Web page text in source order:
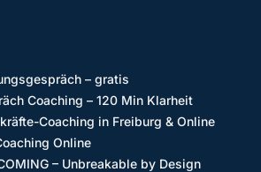
– gratis
Coaching – 120 Min Klarheit
Coaching in Freiburg & Online
Online
– Unbreakable by Design